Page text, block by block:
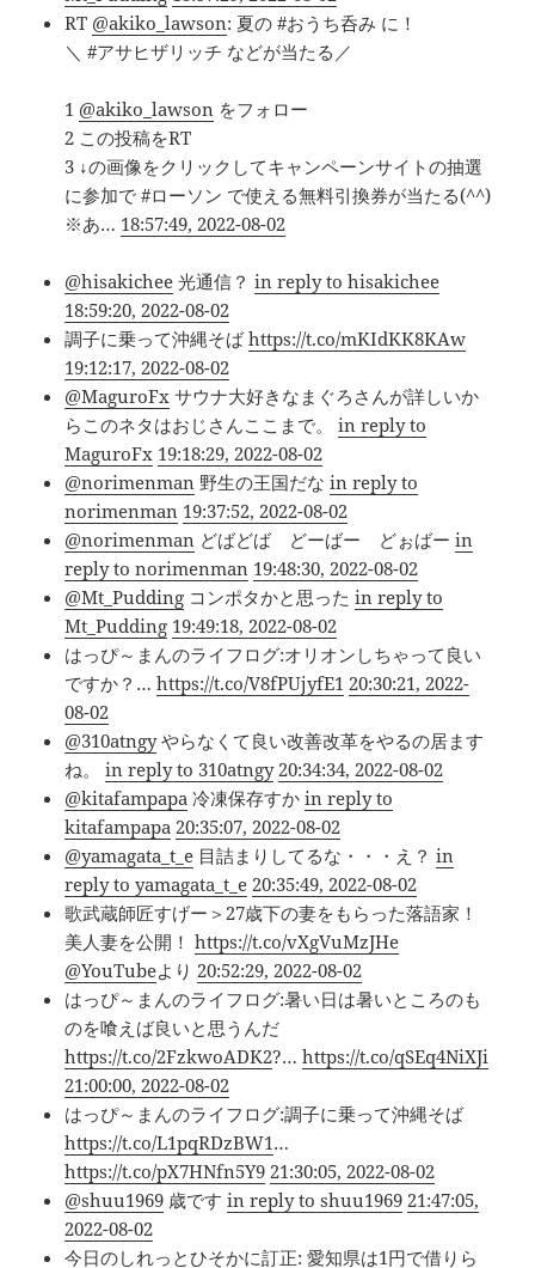
RT @akiko_lawson: 夏の #おうち呑み に！
＼ #アサヒザリッチ などが当たる／
1 @akiko_lawson をフォロー
2 この投稿をRT
3 ↓の画像をクリックしてキャンペーンサイトの抽選
に参加で #ローソン で使える無料引換券が当たる(^^)
※あ… 18:57:49, 2022-08-02
@hisakichee 光通信？in reply to hisakichee
18:59:20, 2022-08-02
調子に乗って沖縄そばhttps://t.co/mKIdKK8KAw
19:12:17, 2022-08-02
@MaguroFx サウナ大好きなまぐろさんが詳しいか
らこのネタはおじさんここまで。in reply to
MaguroFx 19:18:29, 2022-08-02
@norimenman 野生の王国だなin reply to
norimenman 19:37:52, 2022-08-02
@norimenman どばどば どーばー どぉばーin
reply to norimenman 19:48:30, 2022-08-02
@Mt_Pudding コンポタかと思ったin reply to
Mt_Pudding 19:49:18, 2022-08-02
はっぴ～まんのライフログ:オリオンしちゃって良い
ですか？…https://t.co/V8fPUjyfE1 20:30:21, 2022-
08-02
@310atngyやらなくて良い改善改革をやるの居ます
ね。in reply to 310atngy 20:34:34, 2022-08-02
@kitafampapa 冷凍保存すかin reply to
kitafampapa 20:35:07, 2022-08-02
@yamagata_t_e 目詰まりしてるな・・・え？in
reply to yamagata_t_e 20:35:49, 2022-08-02
歌武蔵師匠すげー＞27歳下の妻をもらった落語家！
美人妻を公開！https://t.co/vXgVuMzJHe
@YouTubeより20:52:29, 2022-08-02
はっぴ～まんのライフログ:暑い日は暑いところのも
のを喰えば良いと思うんだ
https://t.co/2FzkwoADK2?…https://t.co/qSEq4NiXJi
21:00:00, 2022-08-02
はっぴ～まんのライフログ:調子に乗って沖縄そば
https://t.co/L1pqRDzBW1…
https://t.co/pX7HNfn5Y9 21:30:05, 2022-08-02
@shuu1969 歳ですin reply to shuu1969 21:47:05,
2022-08-02
今日のしれっとひそかに訂正: 愛知県は1円で借りら